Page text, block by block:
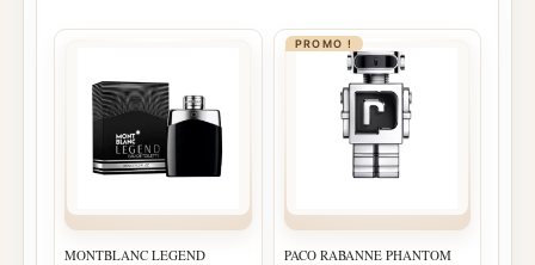
MONTBLANC LEGEND
PROMO !
PACO RABANNE PHANTOM